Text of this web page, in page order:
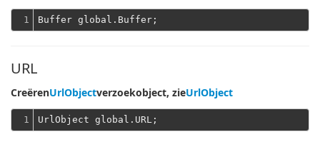
1
URL
CreërenUrlObjectverzoekobject, zieUrlObject
1